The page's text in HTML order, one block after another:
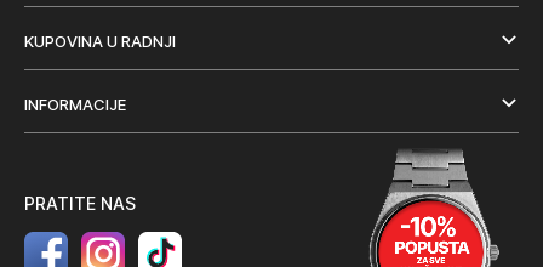
KUPOVINA U RADNJI
INFORMACIJE
PRATITE NAS